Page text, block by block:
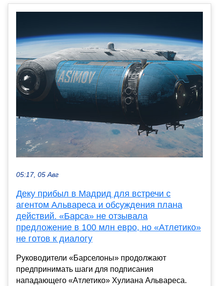
05:17, 05 Авг
Деку прибыл в Мадрид для встречи с
агентом Альвареса и обсуждения плана
действий. «Барса» не отзывала
предложение в 100 млн евро, но «Атлетико»
не готов к диалогу
Руководители «Барселоны» продолжают
предпринимать шаги для подписания
нападающего «Атлетико» Хулиана Альвареса.